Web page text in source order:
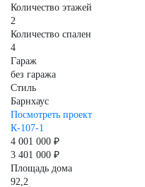
Количество этажей
2
Количество спален
4
Гараж
без гаража
Стиль
Барнхаус
Посмотреть проект
К-107-1
4 001 000 ₽
3 401 000 ₽
Площадь дома
92,2